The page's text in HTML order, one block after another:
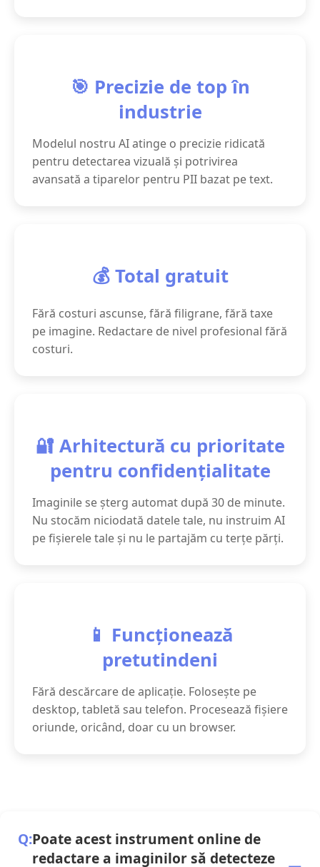
🎯 Precizie de top în
industrie
Modelul nostru AI atinge o precizie ridicată
pentru detectarea vizuală și potrivirea
avansată a tiparelor pentru PII bazat pe text.
💰 Total gratuit
Fără costuri ascunse, fără filigrane, fără taxe
pe imagine. Redactare de nivel profesional fără
costuri.
🔐 Arhitectură cu prioritate
pentru confidențialitate
Imaginile se șterg automat după 30 de minute.
Nu stocăm niciodată datele tale, nu instruim AI
pe fișierele tale și nu le partajăm cu terțe părți.
📱 Funcționează
pretutindeni
Fără descărcare de aplicație. Folosește pe
desktop, tabletă sau telefon. Procesează fișiere
oriunde, oricând, doar cu un browser.
Poate acest instrument online de
redactare a imaginilor să detecteze